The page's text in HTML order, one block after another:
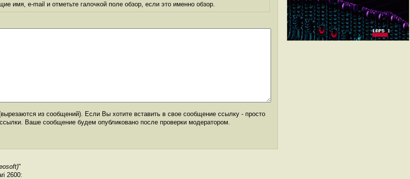
имя, e-mail и отметьте галочкой поле обзор, если это именно обзор.
из сообщений). Если Вы хотите вставить в свое сообщение ссылку - просто
Ваше сообщение будем опубликовано после проверки модератором.
"
2600: